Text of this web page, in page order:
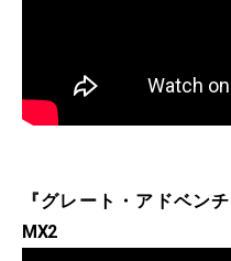
『グレート・アドベン
MX2